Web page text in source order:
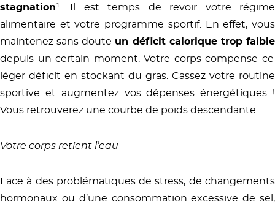
stagnation¹. Il est temps de revoir votre régime
alimentaire et votre programme sportif. En effet, vous
maintenez sans doute un déficit calorique trop faible
depuis un certain moment. Votre corps compense ce
léger déficit en stockant du gras. Cassez votre routine
sportive et augmentez vos dépenses énergétiques !
Vous retrouverez une courbe de poids descendante.
Votre corps retient l’eau
Face à des problématiques de stress, de changements
hormonaux ou d’une consommation excessive de sel,